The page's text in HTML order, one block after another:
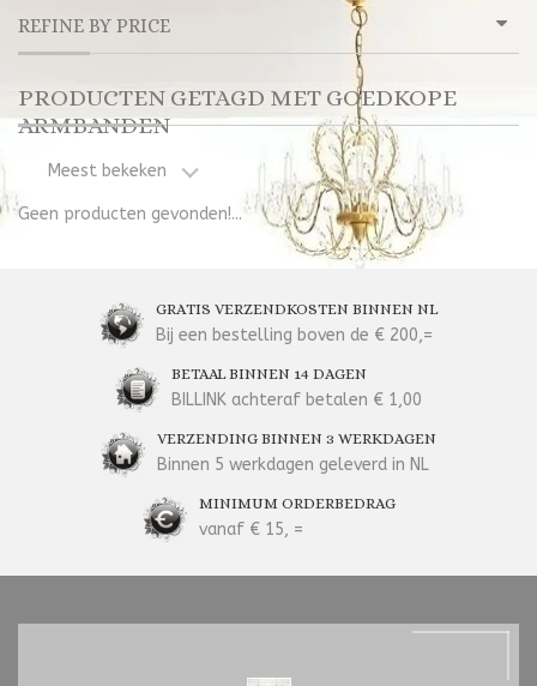
REFINE BY PRICE
PRODUCTEN GETAGD MET GOEDKOPE
ARMBANDEN
Meest bekeken
Geen producten gevonden!...
GRATIS VERZENDKOSTEN BINNEN NL
Bij een bestelling boven de € 200,=
BETAAL BINNEN 14 DAGEN
BILLINK achteraf betalen € 1,00
VERZENDING BINNEN 3 WERKDAGEN
Binnen 5 werkdagen geleverd in NL
MINIMUM ORDERBEDRAG
vanaf € 15, =